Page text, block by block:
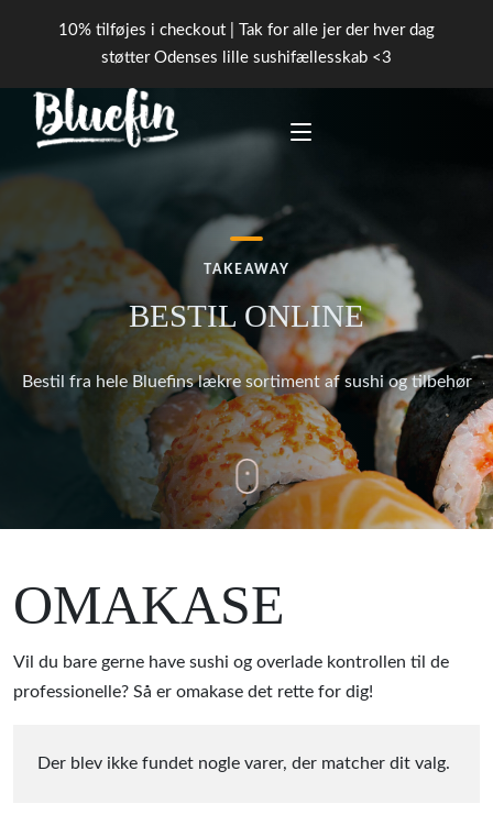
FORSIDE
BOOK BORD
KONTAKT
TAKEAWAY
BESTIL ONLINE
Bestil fra hele Bluefins lækre sortiment af sushi og tilbehør
OMAKASE
Vil du bare gerne have sushi og overlade kontrollen til de
professionelle? Så er omakase det rette for dig!
Der blev ikke fundet nogle varer, der matcher dit valg.
10% tilføjes i checkout | Tak for alle jer der hver dag
støtter Odenses lille sushifællesskab <3